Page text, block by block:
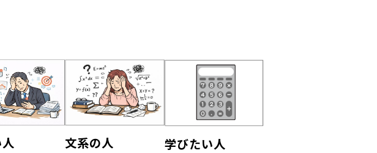
文系の人 学びたい人